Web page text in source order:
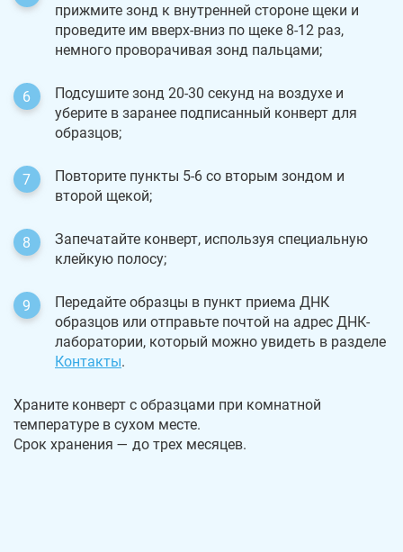
прижмите зонд к внутренней стороне щеки и
проведите им вверх-вниз по щеке 8-12 раз,
немного проворачивая зонд пальцами;
Подсушите зонд 20-30 секунд на воздухе и
уберите в заранее подписанный конверт для
образцов;
Повторите пункты 5-6 со вторым зондом и
второй щекой;
Запечатайте конверт, используя специальную
клейкую полосу;
Передайте образцы в пункт приема ДНК
образцов или отправьте почтой на адрес ДНК-
лаборатории, который можно увидеть в разделе
Контакты.
Храните конверт с образцами при комнатной
температуре в сухом месте.
Срок хранения — до трех месяцев.